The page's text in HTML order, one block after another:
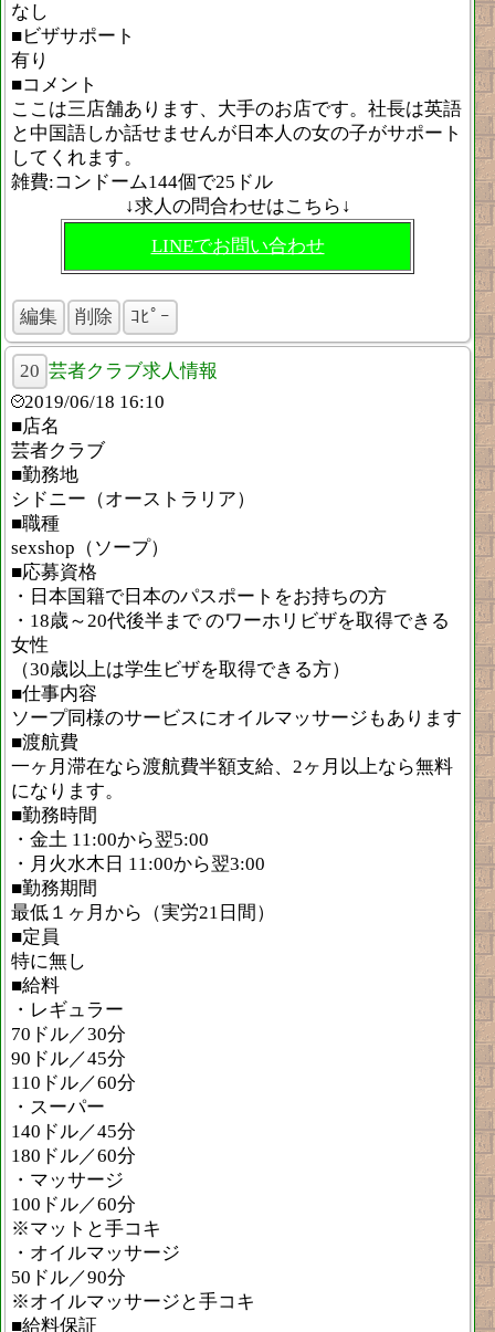
なし
■ビザサポート
有り
■コメント
ここは三店舗あります、大手のお店です。社長は英語
と中国語しか話せませんが日本人の女の子がサポート
してくれます。
雑費:コンドーム144個で25ドル
↓求人の問合わせはこちら↓
LINEでお問い合わせ
編集 削除 ｺﾋﾟｰ
20 芸者クラブ求人情報
2019/06/18 16:10
■店名
芸者クラブ
■勤務地
シドニー（オーストラリア）
■職種
sexshop（ソープ）
■応募資格
・日本国籍で日本のパスポートをお持ちの方
・18歳～20代後半まで のワーホリビザを取得できる
女性
（30歳以上は学生ビザを取得できる方）
■仕事内容
ソープ同様のサービスにオイルマッサージもあります
■渡航費
一ヶ月滞在なら渡航費半額支給、2ヶ月以上なら無料
になります。
■勤務時間
・金土 11:00から翌5:00
・月火水木日 11:00から翌3:00
■勤務期間
最低１ヶ月から（実労21日間）
■定員
特に無し
■給料
・レギュラー
70ドル／30分
90ドル／45分
110ドル／60分
・スーパー
140ドル／45分
180ドル／60分
・マッサージ
100ドル／60分
※マットと手コキ
・オイルマッサージ
50ドル／90分
※オイルマッサージと手コキ
■給料保証